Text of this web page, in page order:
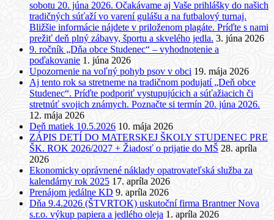
sobotu 20. júna 2026. Očakávame aj Vaše prihlášky do našich
tradičných súťaží vo varení gulášu a na futbalový turnaj.
Bližšie informácie nájdete v priloženom plagáte. Príďte s nami
prežiť deň plný zábavy, športu a skvelého jedla. 3. júna 2026
9. ročník „Dňa obce Studenec“ – vyhodnotenie a
poďakovanie 1. júna 2026
Upozornenie na voľný pohyb psov v obci 19. mája 2026
Aj tento rok sa stretneme na tradičnom podujatí „Deň obce
Studenec“. Príďte podporiť vystupujúcich a súťažiacich či
stretnúť svojich známych. Poznačte si termín 20. júna 2026.
12. mája 2026
Deň matiek 10.5.2026 10. mája 2026
ZÁPIS DETÍ DO MATERSKEJ ŠKOLY STUDENEC PRE
ŠK. ROK 2026/2027 + Žiadosť o prijatie do MŠ 28. apríla
2026
Ekonomicky oprávnené náklady opatrovateľská služba za
kalendárny rok 2025 17. apríla 2026
Prenájom jedálne KD 9. apríla 2026
Dňa 9.4.2026 (ŠTVRTOK) uskutoční firma Brantner Nova
s.r.o. výkup papiera a jedlého oleja 1. apríla 2026